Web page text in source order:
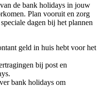
de bank holidays in jouw
Plan vooruit en zorg
dagen bij het plannen
geld in huis hebt voor het
bij post en
bank holidays om